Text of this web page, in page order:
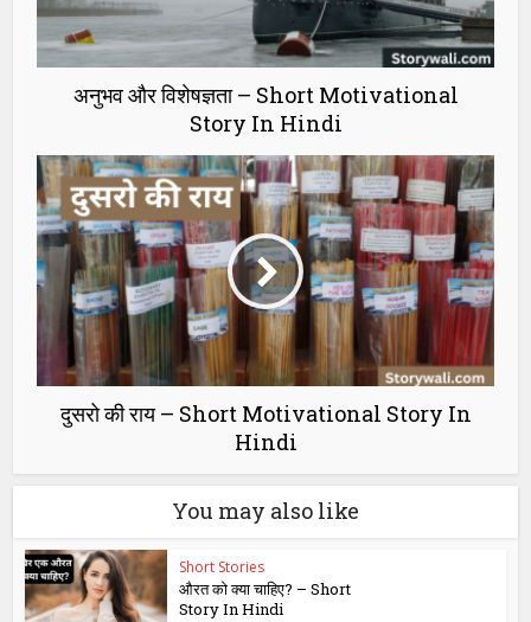
अनुभव और विशेषज्ञता – Short Motivational
Story In Hindi
दुसरो की राय – Short Motivational Story In
Hindi
You may also like
Short Stories
औरत को क्या चाहिए? – Short
Story In Hindi